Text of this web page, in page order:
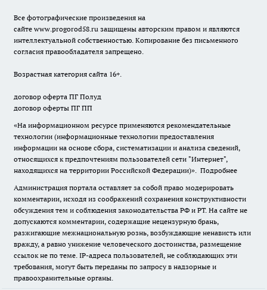
Все фотографические произведения на
сайте www.progorod58.ru защищены авторским правом и являются
интеллектуальной собственностью. Копирование без письменного
согласия правообладателя запрещено.
Возрастная категория сайта 16+.
договор оферта ПГ Полуд
договор оферты ПГ ПП
«На информационном ресурсе применяются рекомендательные
технологии (информационные технологии предоставления
информации на основе сбора, систематизации и анализа сведений,
относящихся к предпочтениям пользователей сети "Интернет",
находящихся на территории Российской Федерации)». Подробнее
Администрация портала оставляет за собой право модерировать
комментарии, исходя из соображений сохранения конструктивности
обсуждения тем и соблюдения законодательства РФ и РТ. На сайте не
допускаются комментарии, содержащие нецензурную брань,
разжигающие межнациональную рознь, возбуждающие ненависть или
вражду, а равно унижение человеческого достоинства, размещение
ссылок не по теме. IP-адреса пользователей, не соблюдающих эти
требования, могут быть переданы по запросу в надзорные и
правоохранительные органы.